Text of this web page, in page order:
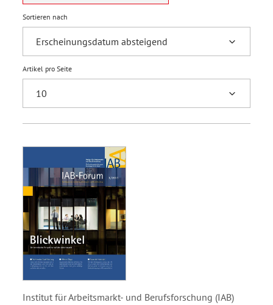
Sortieren nach
Artikel pro Seite
Institut für Arbeitsmarkt- und Berufsforschung (IAB)